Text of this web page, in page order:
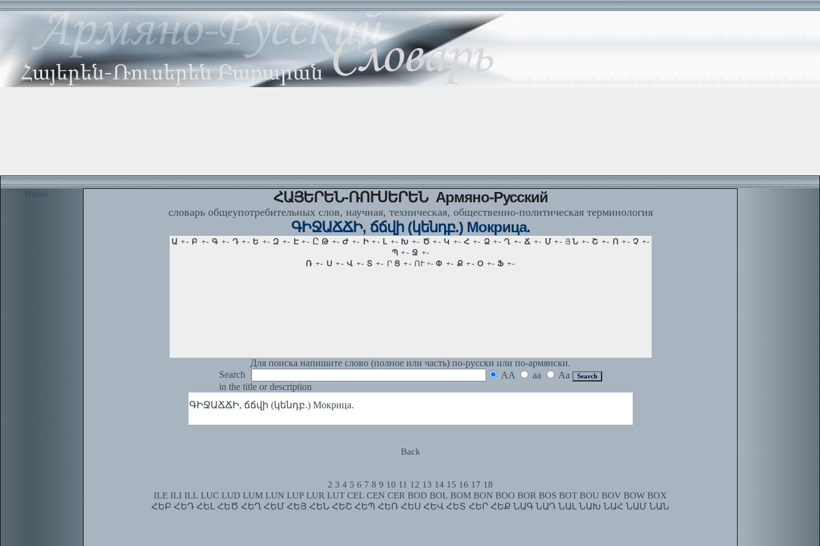
Home ՀԱՅԵՐԵՆ-ՌՈՒՍԵՐԵՆ Армяно-Русский
словарь общеупотребительных слов, научная, техническая, общественно-политическая терминология
ԳԻՋԱՃՃԻ, ճճվի (կենդբ.) Мокрица.
Для поиска напишите слово (полное или часть) по-русски или по-армянски.
Search
AA aa
Aa
in the title or description
ԳԻՋԱՃՃԻ, ճճվի (կենդբ.) Мокрица.
Back
2 3 4 5 6 7 8 9 10 11 12 13 14 15 16 17 18
ILE ILI ILL LUC LUD LUM LUN LUP LUR LUT CEL CEN CER BOD BOL BOM BON BOO BOR BOS BOT BOU BOV BOW BOX
ՀԵԲ ՀԵԴ ՀԵԼ ՀԵԾ ՀԵՂ ՀԵՄ ՀԵՅ ՀԵՆ ՀԵՇ ՀԵՊ ՀԵՌ ՀԵՍ ՀԵՎ ՀԵՏ ՀԵՐ ՀԵՔ ՆԱԳ ՆԱԴ ՆԱԼ ՆԱԽ ՆԱՀ ՆԱՄ ՆԱՆ